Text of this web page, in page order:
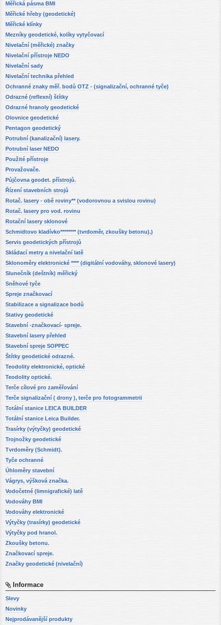
Měřická pásma BMI
Měřické hřeby (geodetické)
Měřické klínky
Mezníky geodetické, kolíky vytyčovací
Nivelační (měřické) značky
Nivelační přístroje NEDO
Nivelační sady
Nivelační technika přehled
Ochranné znaky měř. bodů OTZ - (signalizační, ochranné tyče)
Odrazné (reflexní) štítky
Odrazné hranoly geodetické
Olovnice geodetické
Pentagon geodetický
Potrubní (kanalizační) lasery.
Potrubní laser NEDO
Použité přístroje
Provažovače.
Půjčovna geodet. přístrojů.
Řízení stavebních strojů
Rotač. lasery - obě roviny** (vodorovnou a svislou rovinu)
Rotač. lasery pro vod. rovinu
Rotační lasery sklonové
Schmidtovo kladívko******** (tvrdoměr, zkoušky betonu).)
Servis geodetických přístrojů
Skládací metry a nivelační latě
Sklonoměry elektronické **** (digitální vodováhy, sklonové lasery)
Slunečník (deštník) měřický
Sněhové tyče
Spreje značkovací
Stabilizace a signalizace bodů
Stativy geodetické
Stavební -značkovací- spreje.
Stavební lasery přehled
Stavební spreje SOPPEC
Štítky geodetické odrazné.
Teodolity elektronické, optické
Teodolity optické.
Terče cílové pro zaměřování
Terče signalizační ( drony ), terče pro fotogrammetrii
Totální stanice LEICA BUILDER
Totální stanice Leica Builder.
Trasírky (výtyčky) geodetické
Trojnožky geodetické
Tvrdoměry (Schmidt).
Tyče ochranné
Úhloměry stavební
Vágrys, výšková značka.
Vodočetné (limnigrafické) latě
Vodováhy BMI
Vodováhy elektronické
Výtyčky (trasírky) geodetické
Výtyčky pod hranol.
Zkoušky betonu.
Značkovací spreje.
Značky geodetické (nivelační)
Informace
Slevy
Novinky
Nejprodávanější produkty